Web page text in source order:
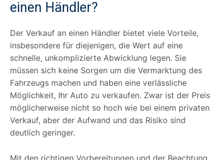
einen Händler?
Der Verkauf an einen Händler bietet viele Vorteile,
insbesondere für diejenigen, die Wert auf eine
schnelle, unkomplizierte Abwicklung legen. Sie
müssen sich keine Sorgen um die Vermarktung des
Fahrzeugs machen und haben eine verlässliche
Möglichkeit, Ihr Auto zu verkaufen. Zwar ist der Preis
möglicherweise nicht so hoch wie bei einem privaten
Verkauf, aber der Aufwand und das Risiko sind
deutlich geringer.
Mit den richtigen Vorbereitungen und der Beachtung